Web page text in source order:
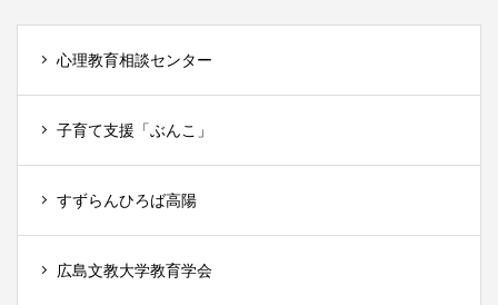
心理教育相談センター
子育て支援「ぶんこ」
すずらんひろば高陽
広島文教大学教育学会